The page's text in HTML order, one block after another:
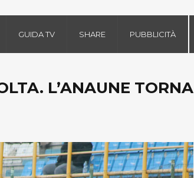
GUIDA TV SHARE PUBBLICITÀ
L’ANAUNE TORNA